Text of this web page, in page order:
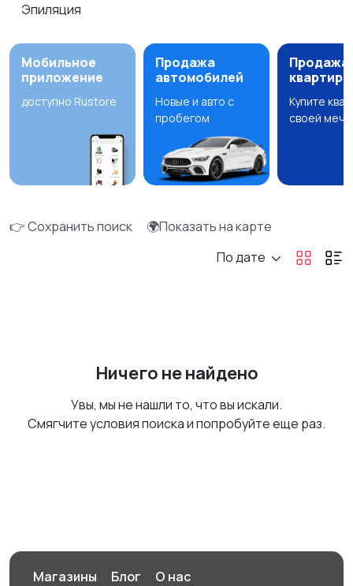
Эпиляция
Мобильное
приложение
доступно Rustore
Продажа
автомобилей
Новые и авто с
пробегом
Продажа
квартир
Купите
своей
👉 Сохранить поиск
🌍Показать на карте
По дате
Ничего не найдено
Увы, мы не нашли то, что вы искали.
Смягчите условия поиска и попробуйте еще раз.
Магазины Блог О нас